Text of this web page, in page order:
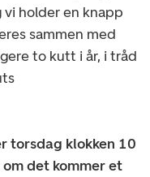
holder en knapp
sammen med
to kutt i år, i tråd
torsdag klokken 10
det kommer et